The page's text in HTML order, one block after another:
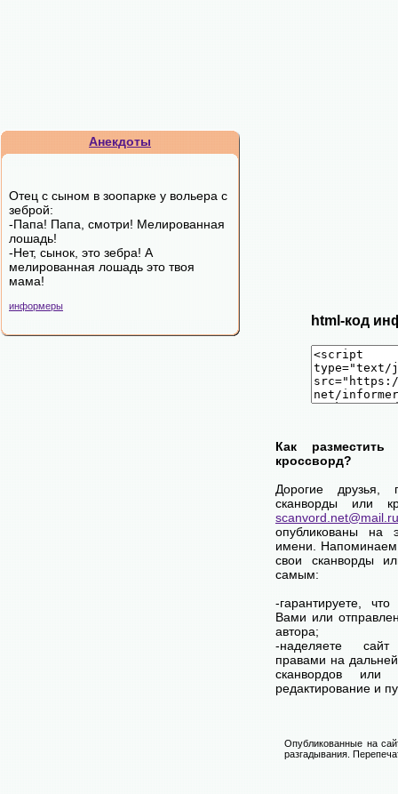
Анекдоты
Отец с сыном в зоопарке у вольера с
зеброй:
-Папа! Папа, смотри! Мелированная
лошадь!
-Нет, сынок, это зебра! А
мелированная лошадь это твоя
мама!
информеры
html-код
Как
кроссворд?
Дорогие друзья,
сканворды или
scanvord.net@mail.ru
опубликованы на
имени.
свои сканворды
самым:
-гарантируете,
Вами или
автора;
-наделяете
правами на
сканвордов или
редактирование и
Опубликованные на
разгадывания.